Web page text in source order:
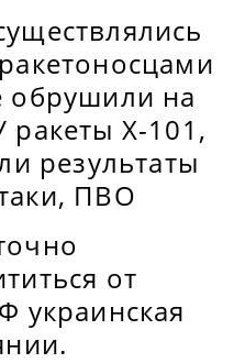
обрушили на
Х-101,
результаты
ПВО
от
украинская